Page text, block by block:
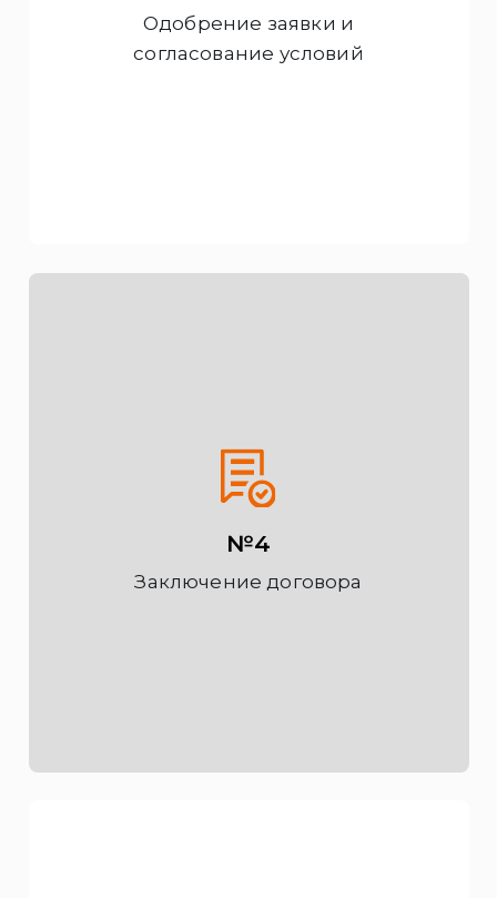
Одобрение заявки и
согласование условий
№4
Заключение договора